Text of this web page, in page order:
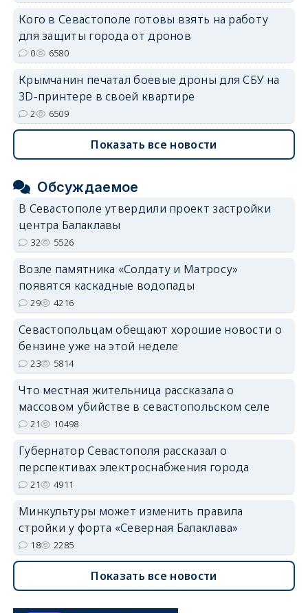
Кого в Севастополе готовы взять на работу
для защиты города от дронов
0 6580
Крымчанин печатал боевые дроны для СБУ на
3D-принтере в своей квартире
2 6509
Показать все новости
Обсуждаемое
В Севастополе утвердили проект застройки
центра Балаклавы
32 5526
Возле памятника «Солдату и Матросу»
появятся каскадные водопады
29 4216
Севастопольцам обещают хорошие новости о
бензине уже на этой неделе
23 5814
Что местная жительница рассказала о
массовом убийстве в севастопольском селе
21 10498
Губернатор Севастополя рассказал о
перспективах электроснабжения города
21 4911
Минкультуры может изменить правила
стройки у форта «Северная Балаклава»
18 2285
Показать все новости